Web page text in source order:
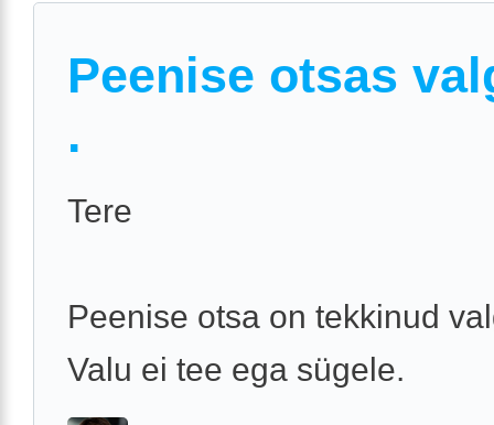
Peenise otsas
.
Tere
Peenise otsa on tekkinud
Valu ei tee ega sügele.